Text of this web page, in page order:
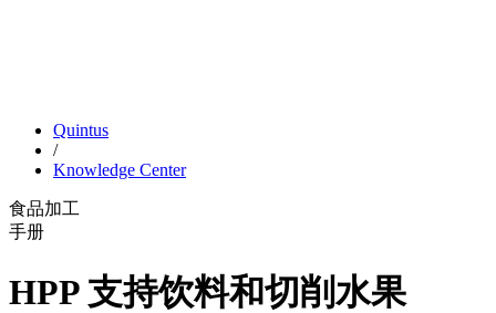
Quintus
/
Knowledge Center
食品加工
手册
HPP 支持饮料和切削水果